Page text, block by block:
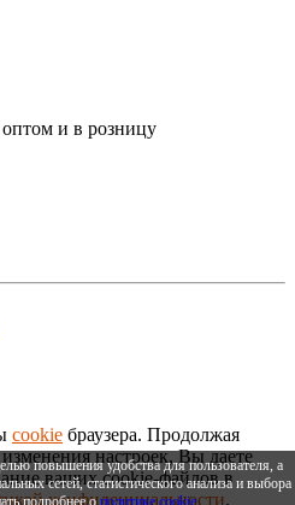
повышения удобства для пользователя, а
сетей, статистического анализа и выбора
подробнее ополитике cookie.
и в розницу
cookie браузера. Продолжая
изменения настроек, Вы даете
ваших cookie-файлов в
конфиденциальности.